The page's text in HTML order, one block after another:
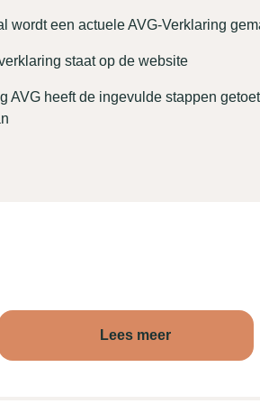
wordt een actuele AVG-Verklaring
staat op de website
AVG heeft de ingevulde stappen
Lees meer